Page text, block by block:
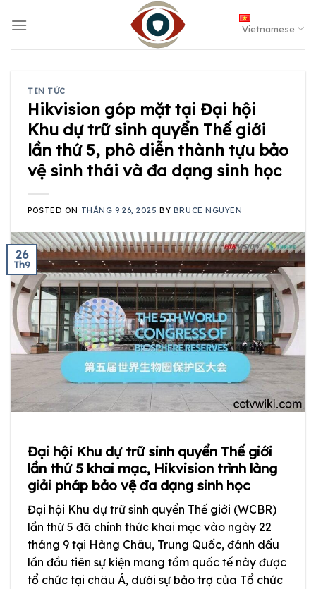
Vietnamese
TIN TỨC
Hikvision góp mặt tại Đại hội
Khu dự trữ sinh quyển Thế giới
lần thứ 5, phô diễn thành tựu bảo
vệ sinh thái và đa dạng sinh học
POSTED ON THÁNG 9 26, 2025 BY BRUCE NGUYEN
26
Th9
Đại hội Khu dự trữ sinh quyển Thế giới
lần thứ 5 khai mạc, Hikvision trình làng
giải pháp bảo vệ đa dạng sinh học
Đại hội Khu dự trữ sinh quyển Thế giới (WCBR)
lần thứ 5 đã chính thức khai mạc vào ngày 22
tháng 9 tại Hàng Châu, Trung Quốc, đánh dấu
lần đầu tiên sự kiện mang tầm quốc tế này được
tổ chức tại châu Á, dưới sự bảo trợ của Tổ chức